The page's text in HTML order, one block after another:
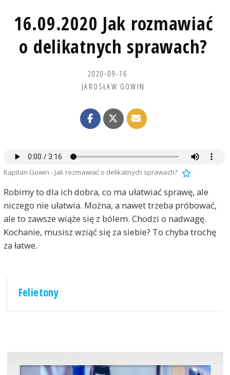
16.09.2020 Jak rozmawiać
o delikatnych sprawach?
2020-09-16
JAROSŁAW GOWIN
Kapitan Gowin - Jak rozmawiać o delikatnych sprawach?
Robimy to dla ich dobra, co ma ułatwiać sprawę, ale
niczego nie ułatwia. Można, a nawet trzeba próbować,
ale to zawsze wiąże się z bólem. Chodzi o nadwagę.
Kochanie, musisz wziąć się za siebie? To chyba trochę
za łatwe.
Felietony